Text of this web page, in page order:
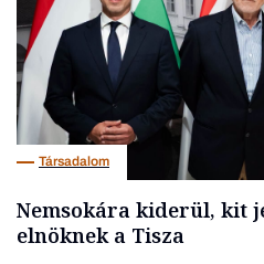
Társadalom
Nemsokára kiderül, kit
elnöknek a Tisza